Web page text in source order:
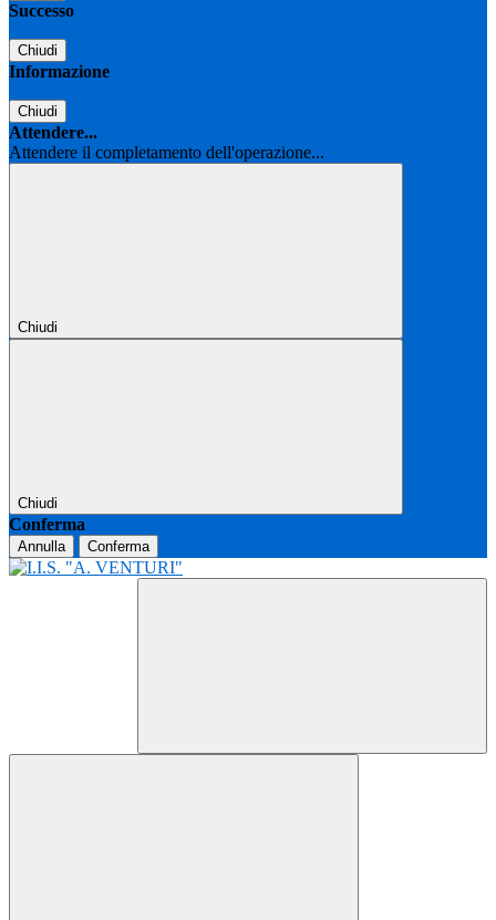
Successo
Chiudi
Informazione
Chiudi
Attendere...
Attendere il completamento dell'operazione...
Chiudi
Chiudi
Conferma
Annulla Conferma